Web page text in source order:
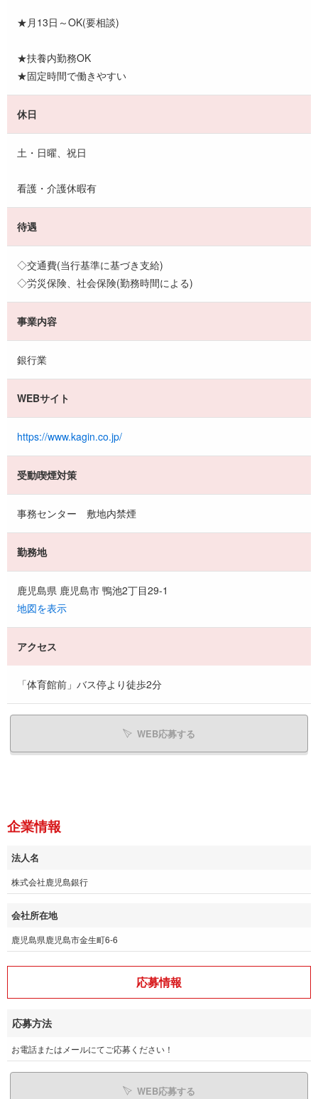
★月13日～OK(要相談)
★扶養内勤務OK
★固定時間で働きやすい
休日
土・日曜、祝日
看護・介護休暇有
待遇
◇交通費(当行基準に基づき支給)
◇労災保険、社会保険(勤務時間による)
事業内容
銀行業
WEBサイト
https://www.kagin.co.jp/
受動喫煙対策
事務センター 敷地内禁煙
勤務地
鹿児島県 鹿児島市 鴨池2丁目29-1
地図を表示
アクセス
「体育館前」バス停より徒歩2分
WEB応募する
企業情報
法人名
株式会社鹿児島銀行
会社所在地
鹿児島県鹿児島市金生町6-6
応募情報
応募方法
お電話またはメールにてご応募ください！
WEB応募する